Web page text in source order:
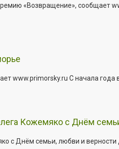
«Возвращение», сообщает
www.primorsky.ru С начала
Кожемяко с Днём
с Днём семьи, любви и